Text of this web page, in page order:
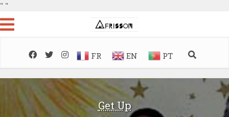
" "
FR EN PT
Get Up